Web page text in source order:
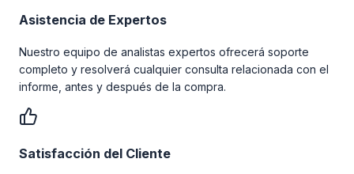
Asistencia de Expertos
Nuestro equipo de analistas expertos ofrecerá soporte
completo y resolverá cualquier consulta relacionada con el
informe, antes y después de la compra.
Satisfacción del Cliente